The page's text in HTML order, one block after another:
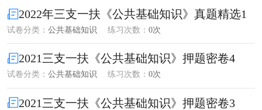
2022年三支一扶《公共基础知识》真题精选1
试卷分类： 公共基础知识 练习次数： 0次
2021三支一扶《公共基础知识》押题密卷4
试卷分类： 公共基础知识 练习次数： 0次
2021三支一扶《公共基础知识》押题密卷3